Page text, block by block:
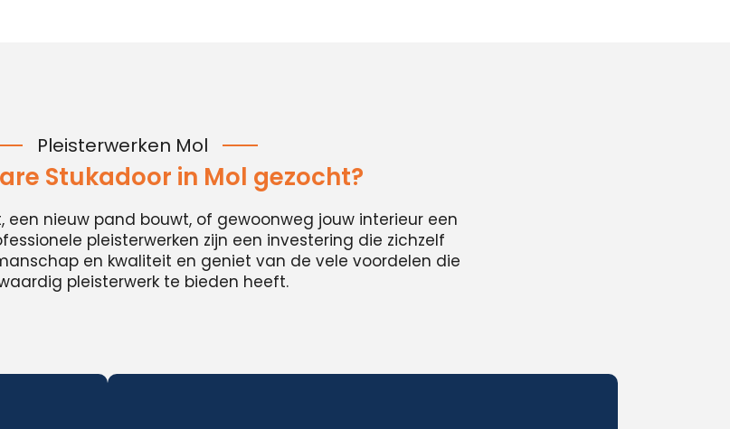
Pleisterwerken Mol
Stukadoor in Mol gezocht?
een nieuw pand bouwt, of gewoonweg jouw interieur een
pleisterwerken zijn een investering die zichzelf
en kwaliteit en geniet van de vele voordelen die
pleisterwerk te bieden heeft.